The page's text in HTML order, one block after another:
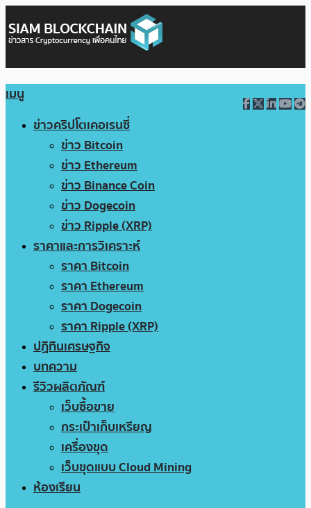
เมนู
ข่าวคริปโตเคอเรนซี่
ข่าว Bitcoin
ข่าว Ethereum
ข่าว Binance Coin
ข่าว Dogecoin
ข่าว Ripple (XRP)
ราคาและการวิเคราะห์
ราคา Bitcoin
ราคา Ethereum
ราคา Dogecoin
ราคา Ripple (XRP)
ปฏิทินเศรษฐกิจ
บทความ
รีวิวผลิตภัณฑ์
เว็บซื้อขาย
กระเป๋าเก็บเหรียญ
เครื่องขุด
เว็บขุดแบบ Cloud Mining
ห้องเรียน